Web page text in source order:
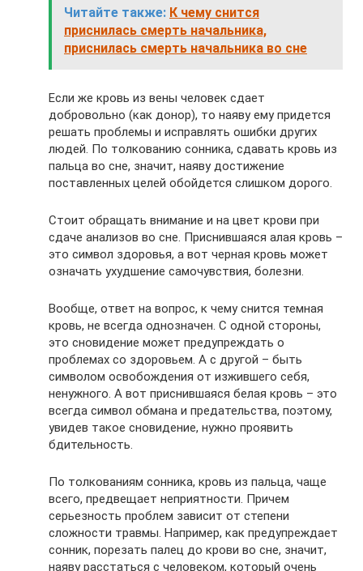
Читайте также: К чему снится
приснилась смерть начальника,
приснилась смерть начальника во сне
Если же кровь из вены человек сдает
добровольно (как донор), то наяву ему придется
решать проблемы и исправлять ошибки других
людей. По толкованию сонника, сдавать кровь из
пальца во сне, значит, наяву достижение
поставленных целей обойдется слишком дорого.
Стоит обращать внимание и на цвет крови при
сдаче анализов во сне. Приснившаяся алая кровь –
это символ здоровья, а вот черная кровь может
означать ухудшение самочувствия, болезни.
Вообще, ответ на вопрос, к чему снится темная
кровь, не всегда однозначен. С одной стороны,
это сновидение может предупреждать о
проблемах со здоровьем. А с другой – быть
символом освобождения от изжившего себя,
ненужного. А вот приснившаяся белая кровь – это
всегда символ обмана и предательства, поэтому,
увидев такое сновидение, нужно проявить
бдительность.
По толкованиям сонника, кровь из пальца, чаще
всего, предвещает неприятности. Причем
серьезность проблем зависит от степени
сложности травмы. Например, как предупреждает
сонник, порезать палец до крови во сне, значит,
наяву расстаться с человеком, который очень